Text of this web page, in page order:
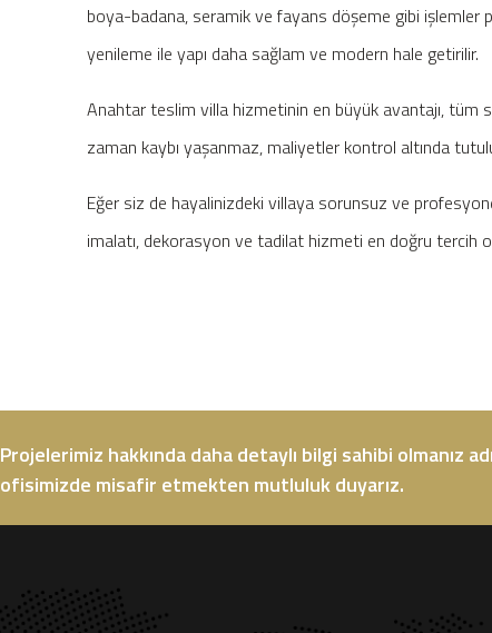
boya-badana, seramik ve fayans döşeme gibi işlemler
yenileme ile yapı daha sağlam ve modern hale getirilir.
Anahtar teslim villa hizmetinin en büyük avantajı, tüm
zaman kaybı yaşanmaz, maliyetler kontrol altında
Eğer siz de hayalinizdeki villaya sorunsuz ve
imalatı, dekorasyon ve tadilat hizmeti en doğru tercih
Projelerimiz hakkında daha detaylı bilgi sahibi olmanız
ofisimizde misafir etmekten mutluluk duyarız.